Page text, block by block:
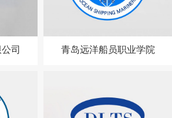
司 青岛远洋船员职业学院